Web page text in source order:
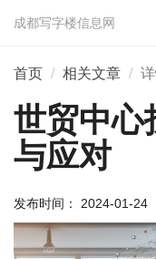
成都写字楼信息网
首页 相关文章
世贸中心
与应对
发布时间： 2024-01-24